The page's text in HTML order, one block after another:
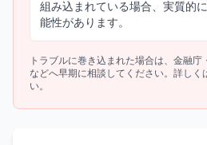
組み込まれている場合、実質的
能性があります。
トラブルに巻き込まれた場合は、金融
などへ早期に相談してください。詳しく
い。